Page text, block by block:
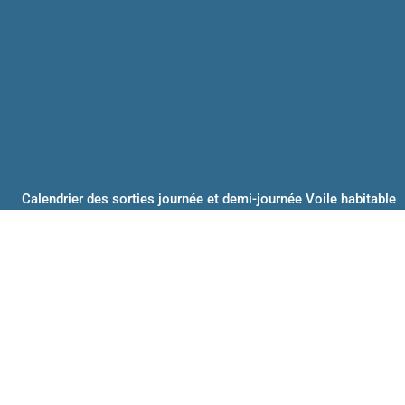
Calendrier des sorties journée et demi-journée Voile habitable